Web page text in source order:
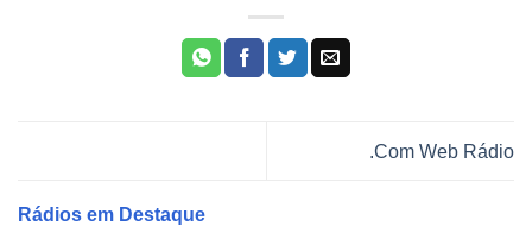
.Com Web Rádio
Rádios em Destaque